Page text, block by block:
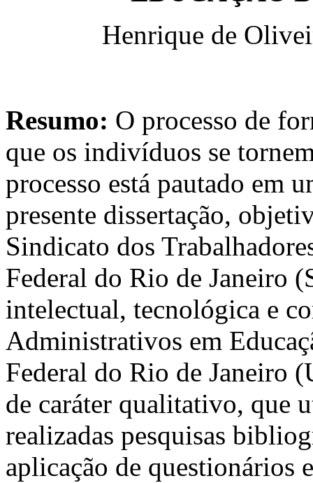
Henrique de
Resumo: O processo de
que os indivíduos se
processo está pautado em
presente dissertação,
Sindicato dos
Federal do Rio de Janeiro
intelectual, tecnológica e
Administrativos em
Federal do Rio de Janeiro
de caráter qualitativo, que
realizadas pesquisas
aplicação de questionários